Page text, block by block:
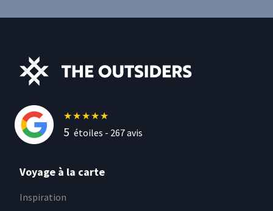
★★★★★
5 étoiles - 267avis
Voyage à la carte
Inspiration